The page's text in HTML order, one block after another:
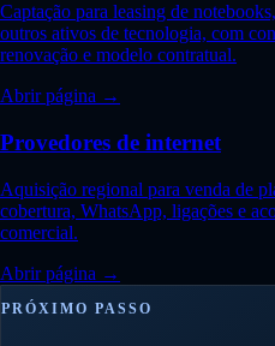
Captação para leasing de
outros ativos de tecnologia, com
renovação e modelo contratual.
Abrir página →
Provedores de internet
Aquisição regional para venda de
cobertura, WhatsApp, ligações e
comercial.
Abrir página →
PRÓXIMO PASSO